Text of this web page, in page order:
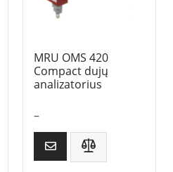
MRU OMS 420
Compact dujų
analizatorius
–